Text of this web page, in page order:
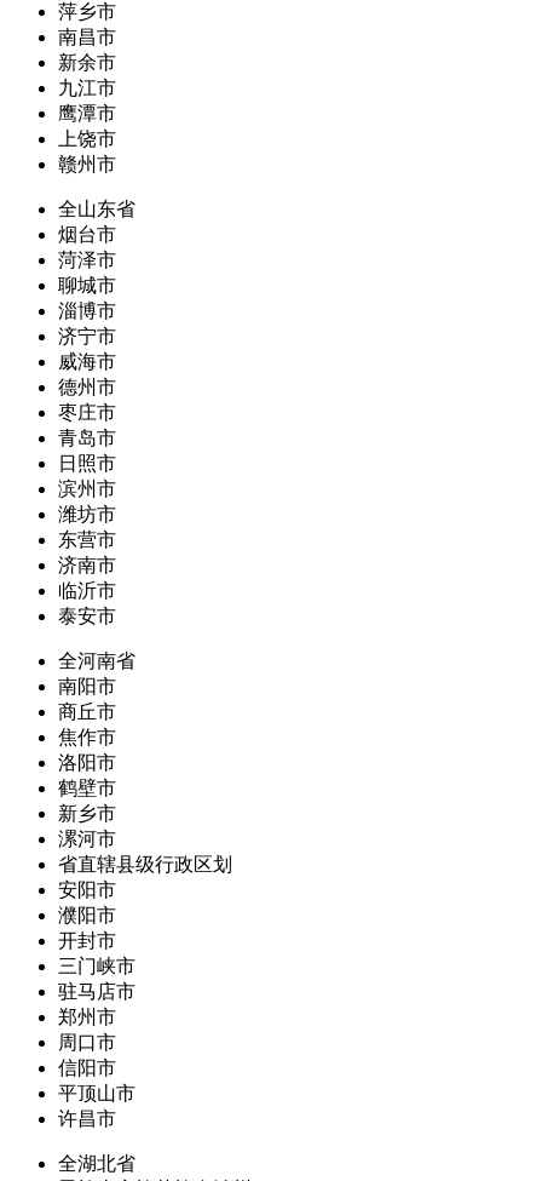
萍乡市
南昌市
新余市
九江市
鹰潭市
上饶市
赣州市
全山东省
烟台市
菏泽市
聊城市
淄博市
济宁市
威海市
德州市
枣庄市
青岛市
日照市
滨州市
潍坊市
东营市
济南市
临沂市
泰安市
全河南省
南阳市
商丘市
焦作市
洛阳市
鹤壁市
新乡市
漯河市
省直辖县级行政区划
安阳市
濮阳市
开封市
三门峡市
驻马店市
郑州市
周口市
信阳市
平顶山市
许昌市
全湖北省